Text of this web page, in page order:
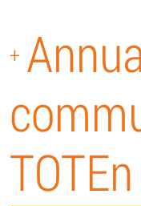
+
TOTEn